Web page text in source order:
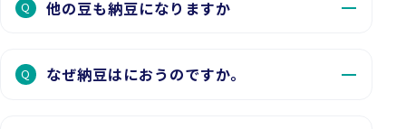
Q 他の豆も納豆になりますか
Q なぜ納豆はにおうのですか。